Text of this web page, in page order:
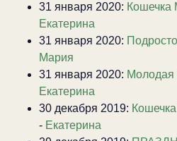
31 января 2020: Кошечка
Екатерина
31 января 2020:
Мария
31 января 2020:
Екатерина
30 декабря 2019:
- Екатерина